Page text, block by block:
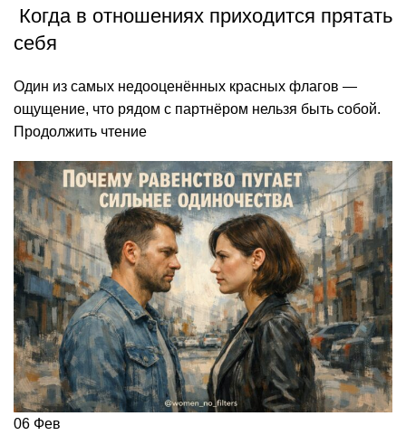
Когда в отношениях приходится прятать
себя
Один из самых недооценённых красных флагов —
ощущение, что рядом с партнёром нельзя быть собой.
Продолжить чтение
06 Фев